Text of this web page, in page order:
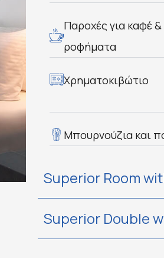
Παροχές για καφέ &
ροφήματα
Χρηματοκιβώτιο
Μπουρνούζια και
Superior Room
Superior Double